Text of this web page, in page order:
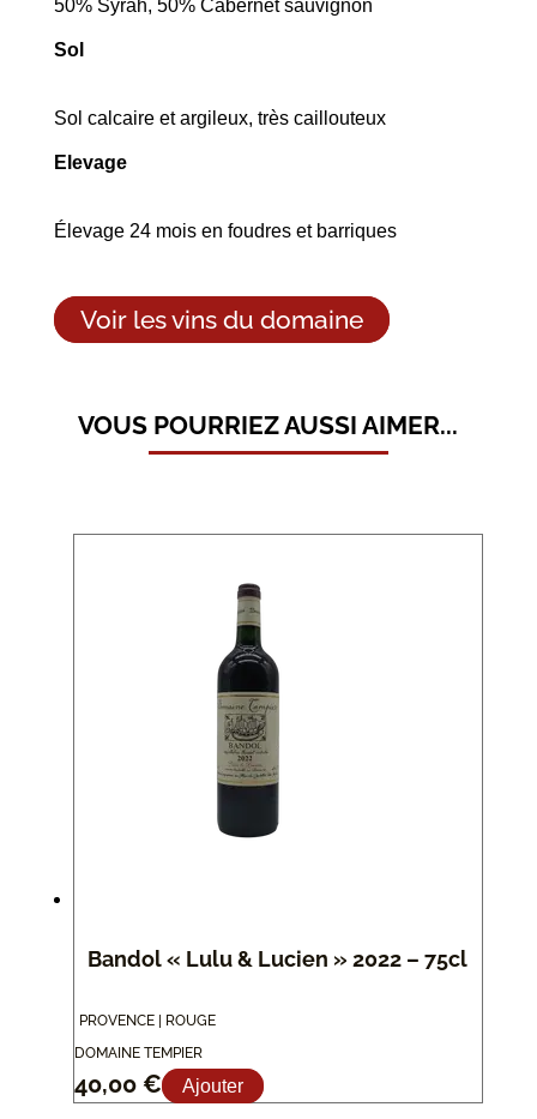
50% Syrah, 50% Cabernet sauvignon
Sol
Sol calcaire et argileux, très caillouteux
Elevage
Élevage 24 mois en foudres et barriques
Voir les vins du domaine
VOUS POURRIEZ AUSSI AIMER...
Bandol « Lulu & Lucien » 2022 – 75cl
PROVENCE | ROUGE
DOMAINE TEMPIER
40,00 € Ajouter